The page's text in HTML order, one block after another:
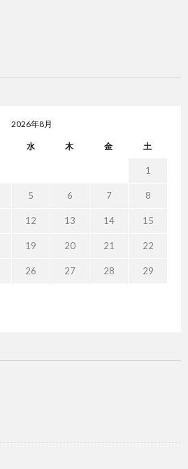
2026年8月
水 木 金 土
1
5 6 7 8
12 13 14 15
19 20 21 22
26 27 28 29